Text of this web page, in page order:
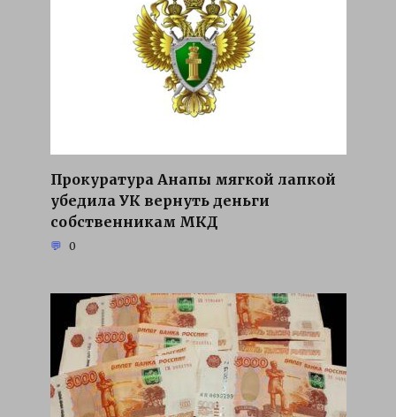
Прокуратура Анапы мягкой лапкой
убедила УК вернуть деньги
собственникам МКД
0